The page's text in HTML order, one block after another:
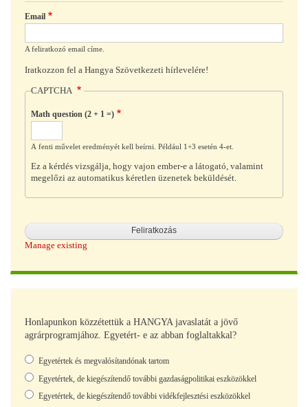
Email
A feliratkozó email címe.
Iratkozzon fel a Hangya Szövetkezeti hírlevelére!
CAPTCHA
Math question (2 + 1 =)
A fenti művelet eredményét kell beírni. Például 1+3 esetén 4-et.
Ez a kérdés vizsgálja, hogy vajon ember-e a látogató, valamint
megelőzi az automatikus kéretlen üzenetek beküldését.
Manage existing
Honlapunkon közzétettük a HANGYA javaslatát a jövő
agrárprogramjához. Egyetért- e az abban foglaltakkal?
Választások
Egyetértek és megvalósítandónak tartom
Egyetértek, de kiegészítendő további gazdaságpolitikai eszközökkel
Egyetértek, de kiegészítendő további vidékfejlesztési eszközökkel